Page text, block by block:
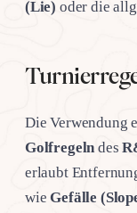
(Lie) oder die
Die Verwendung
Golfregeln des
erlaubt
wieGefälle